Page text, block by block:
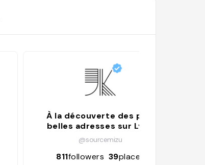
À la découverte des plus
belles adresses sur Lyon
@sourcemizu
811followers 39places